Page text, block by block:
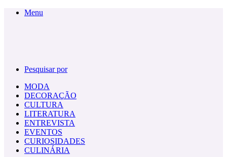
Menu
Pesquisar por
MODA
DECORAÇÃO
CULTURA
LITERATURA
ENTREVISTA
EVENTOS
CURIOSIDADES
CULINÁRIA